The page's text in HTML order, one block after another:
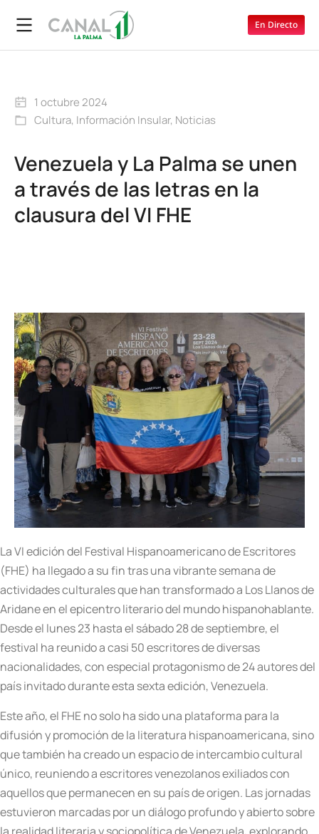
En Directo
1 octubre 2024
Cultura, Información Insular, Noticias
Venezuela y La Palma se unen
a través de las letras en la
clausura del VI FHE
La VI edición del Festival Hispanoamericano de Escritores
(FHE) ha llegado a su fin tras una vibrante semana de
actividades culturales que han transformado a Los Llanos de
Aridane en el epicentro literario del mundo hispanohablante.
Desde el lunes 23 hasta el sábado 28 de septiembre, el
festival ha reunido a casi 50 escritores de diversas
nacionalidades, con especial protagonismo de 24 autores del
país invitado durante esta sexta edición, Venezuela.
Este año, el FHE no solo ha sido una plataforma para la
difusión y promoción de la literatura hispanoamericana, sino
que también ha creado un espacio de intercambio cultural
único, reuniendo a escritores venezolanos exiliados con
aquellos que permanecen en su país de origen. Las jornadas
estuvieron marcadas por un diálogo profundo y abierto sobre